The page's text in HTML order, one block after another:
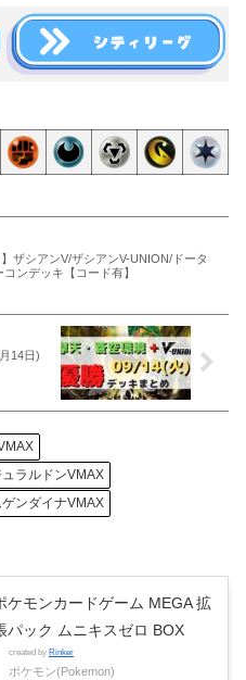
】ザシアンV/ザシアンV-UNION/ドータ
コンデッキ【コード有】
14日)
ュラルドンVMAX
ンダイナVMAX
ケモンカードゲーム MEGA 拡
パック ムニキスゼロ BOX
created by Rinker
ポケモン(Pokemon)